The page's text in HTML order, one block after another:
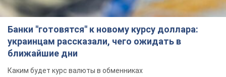
Банки "готовятся" к новому курсу доллара:
украинцам рассказали, чего ожидать в
ближайшие дни
Каким будет курс валюты в обменниках